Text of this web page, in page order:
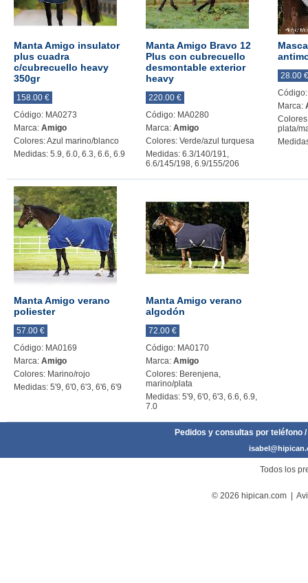
Manta Amigo insulator
plus cuadra
c/cubrecuello heavy
350gr
158.00 €
Código: MA0273
Marca: Amigo
Colores: Azul marino/blanco
Medidas: 5.9, 6.0, 6.3, 6.6, 6.9
Manta Amigo Bravo 12
Plus con cubrecuello
desmontable exterior
heavy
220.00 €
Código: MA0280
Marca: Amigo
Colores: Verde/azul turquesa
Medidas: 6.3/140/191,
6.6/145/198, 6.9/155/206
28.00 €
Marca:
plata/
Manta Amigo verano
poliester
57.00 €
Código: MA0169
Marca: Amigo
Colores: Marino/rojo
Medidas: 5'9, 6'0, 6'3, 6'6, 6'9
Manta Amigo verano
algodón
72.00 €
Código: MA0170
Marca: Amigo
Colores: Berenjena,
marino/plata
Medidas: 5'9, 6'0, 6'3, 6.6, 6.9,
7.0
Pedidos y consultas por teléfono
Todos los
© 2026 hipican.com |